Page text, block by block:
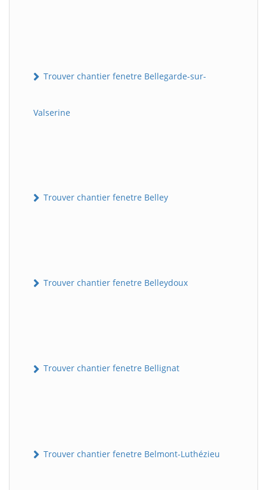
Trouver chantier fenetre Bellegarde-sur-
Valserine
Trouver chantier fenetre Belley
Trouver chantier fenetre Belleydoux
Trouver chantier fenetre Bellignat
Trouver chantier fenetre Belmont-Luthézieu